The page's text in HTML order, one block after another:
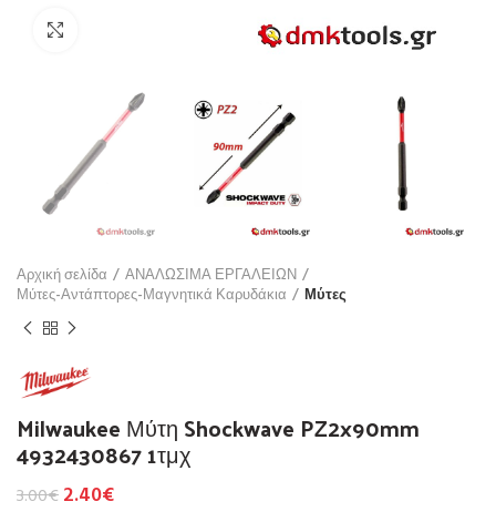
Αρχική σελίδα
ΑΝΑΛΩΣΙΜΑ ΕΡΓΑΛΕΙΩΝ
Μύτες-Αντάπτορες-Μαγνητικά Καρυδάκια
Μύτες
Milwaukee Μύτη Shockwave PZ2x90mm
4932430867 1τμχ
3.00€2.40€